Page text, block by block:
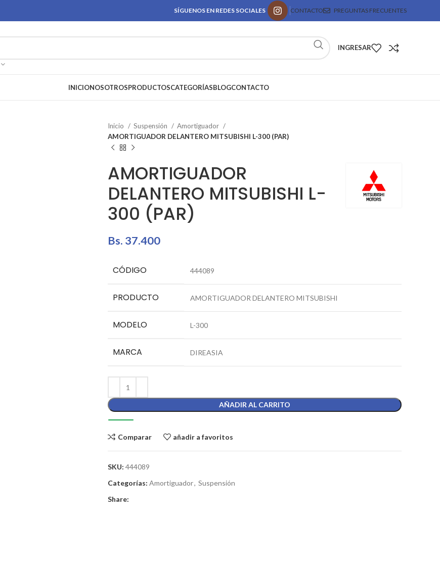
SÍGUENOS EN REDES SOCIALES CONTACTO PREGUNTAS FRECUENTES
INGRESAR
INICIONOSOTROSPRODUCTOSCATEGORÍASBLOGCONTACTO
Inicio Suspensión
Amortiguador
AMORTIGUADOR DELANTERO MITSUBISHI L-300 (PAR)
AMORTIGUADOR
DELANTERO MITSUBISHI L-
300 (PAR)
Bs. 37.400
CÓDIGO 444089
PRODUCTO AMORTIGUADOR DELANTERO MITSUBISHI
MODELO L-300
MARCA DIREASIA
AÑADIR AL CARRITO
Comparar añadir a favoritos
SKU: 444089
Categorías: Amortiguador, Suspensión
Share: